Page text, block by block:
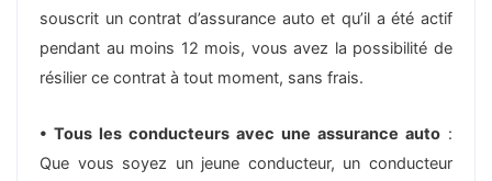
souscrit un contrat d’assurance auto et qu’il a été actif
pendant au moins 12 mois, vous avez la possibilité de
résilier ce contrat à tout moment, sans frais.
• Tous les conducteurs avec une assurance auto :
Que vous soyez un jeune conducteur, un conducteur